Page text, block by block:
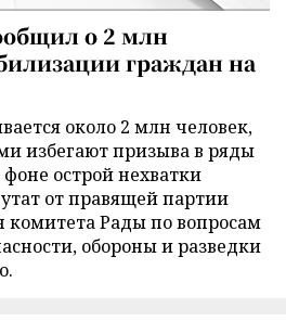
о 2 млн
граждан на
около 2 млн человек,
избегают призыва в ряды
острой нехватки
от правящей партии
комитета Рады по вопросам
обороны и разведки